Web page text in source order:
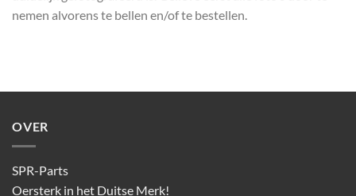
nemen alvorens te bellen en/of te bestellen.
OVER
SPR-Parts
Oersterk in het Duitse Merk!